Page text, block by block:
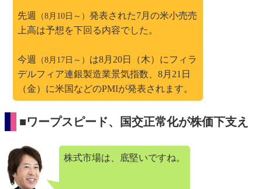
先週 （8月10日～） 発表された7月の米小売売
上高は予想を下回る内容でした。
今週 （8月17日～） は8月20日（木）にフィラ
デルフィア連銀製造業景気指数、8月21日
（金）に米国などのPMIが発表されます。
■ワープスピード、国交正常化が株価下支え
株式市場は、底堅いですね。